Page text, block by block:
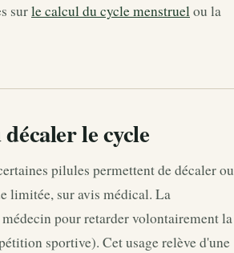
surle calcul du cycle menstruelou la
le cycle
pilules permettent de décaler ou
limitée, sur avis médical. La
pour retarder volontairement la
sportive). Cet usage relève d'une